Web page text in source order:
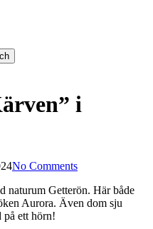
i
No Comments
naturum Getterön. Här både
Aurora. Även dom sju
på ett hörn!